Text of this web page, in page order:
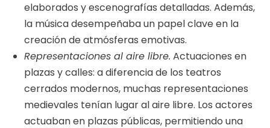
elaborados y escenografías detalladas. Además,
la música desempeñaba un papel clave en la
creación de atmósferas emotivas.
Representaciones al aire libre. Actuaciones en
plazas y calles: a diferencia de los teatros
cerrados modernos, muchas representaciones
medievales tenían lugar al aire libre. Los actores
actuaban en plazas públicas, permitiendo una